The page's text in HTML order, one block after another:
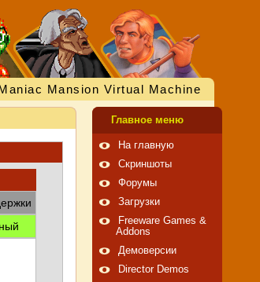
Mansion Virtual Machine
Главное меню
На главную
Скриншоты
Форумы
Загрузки
Freeware Games &
Addons
Демоверсии
Director Demos